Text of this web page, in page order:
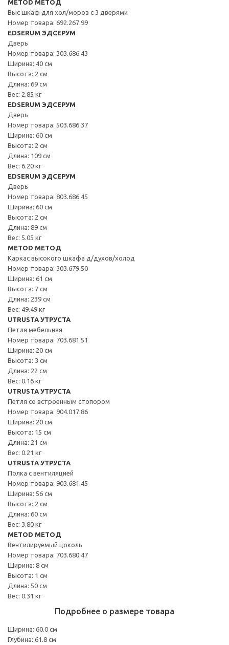
METOD МЕТОД
Выс шкаф для хол/мороз с 3 дверями
Номер товара: 692.267.99
EDSERUM ЭДСЕРУМ
Дверь
Номер товара: 303.686.43
Ширина: 40 см
Высота: 2 см
Длина: 69 см
Вес: 2.85 кг
EDSERUM ЭДСЕРУМ
Дверь
Номер товара: 503.686.37
Ширина: 60 см
Высота: 2 см
Длина: 109 см
Вес: 6.20 кг
EDSERUM ЭДСЕРУМ
Дверь
Номер товара: 803.686.45
Ширина: 60 см
Высота: 2 см
Длина: 89 см
Вес: 5.05 кг
METOD МЕТОД
Каркас высокого шкафа д/духов/холод
Номер товара: 303.679.50
Ширина: 61 см
Высота: 7 см
Длина: 239 см
Вес: 49.49 кг
UTRUSTA УТРУСТА
Петля мебельная
Номер товара: 703.681.51
Ширина: 20 см
Высота: 3 см
Длина: 22 см
Вес: 0.16 кг
UTRUSTA УТРУСТА
Петля со встроенным стопором
Номер товара: 904.017.86
Ширина: 20 см
Высота: 15 см
Длина: 21 см
Вес: 0.21 кг
UTRUSTA УТРУСТА
Полка с вентиляцией
Номер товара: 903.681.45
Ширина: 56 см
Высота: 2 см
Длина: 60 см
Вес: 3.80 кг
METOD МЕТОД
Вентилируемый цоколь
Номер товара: 703.680.47
Ширина: 8 см
Высота: 1 см
Длина: 50 см
Вес: 0.31 кг
Подробнее о размере товара
Ширина: 60.0 см
Глубина: 61.8 см